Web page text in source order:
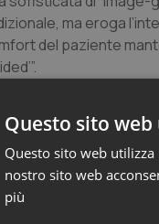
ma eroga
del paziente
clinico di
il tumore
della
e del
Questo sito
Questo sito web
nostro sito web
più